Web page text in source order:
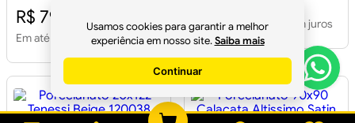
Usamos cookies para garantir a melhor
experiência em nosso site. Saiba mais
Continuar
R$ 79,99
Em até R$ 13,33sem juros
Em até1xR$ 17,71 sem juros